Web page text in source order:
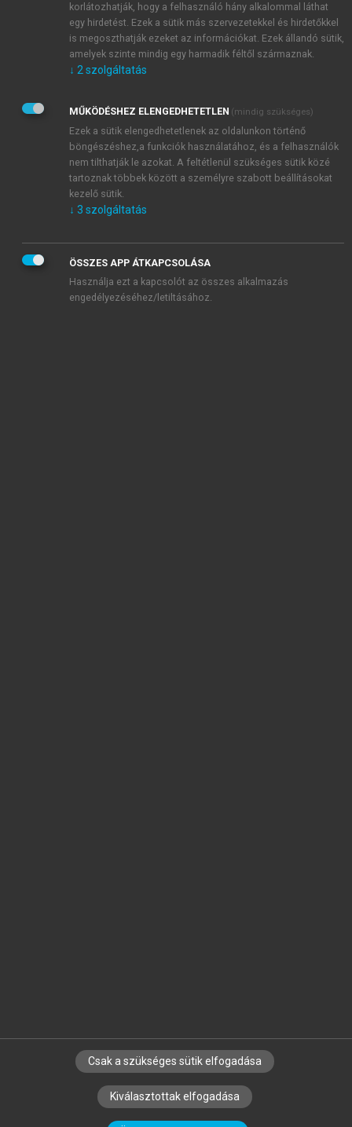
Kérek értesítést a MeRSZ újdonságairól, akcióiról.
Kérek értesítést az Akadémiai Kiadó Zrt. újdonságairól,
Adatkezelési tájékoztatóbanfoglaltakat tudomásul
veszem és elfogadom.
Általános vásárlási feltételeket, valamint a szotar.netés a
mersz.huoldalak licencszerződéseiben foglaltakat
tudomásul veszem és elfogadom.
KIPRÓBÁLOM
SZERZŐKNEK CÉGEKNEK KÖNYVTÁROSOKNAK
SZERKESZTÉSI ÉS LEKTORÁLÁSI ALAPELVEK
korlátozhatják, hogy a felhasználó hány alkalommal láthat
egy hirdetést. Ezek a sütik más szervezetekkel és hirdetőkkel
is megoszthatják ezeket az információkat. Ezek állandó sütik,
amelyek szinte mindig egy harmadik féltől származnak.
↓ 2 szolgáltatás
MŰKÖDÉSHEZ ELENGEDHETETLEN (mindig szükséges)
Ezek a sütik elengedhetetlenek az oldalunkon történő
böngészéshez,a funkciók használatához, és a felhasználók
nem tilthatják le azokat. A feltétlenül szükséges sütik közé
tartoznak többek között a személyre szabott beállításokat
kezelő sütik.
↓ 3 szolgáltatás
ÖSSZES APP ÁTKAPCSOLÁSA
Használja ezt a kapcsolót az összes alkalmazás
engedélyezéséhez/letiltásához.
Csak a szükséges sütik elfogadása
Kiválasztottak elfogadása